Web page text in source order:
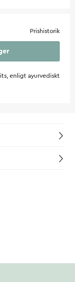
Prishistorik
enligt ayurvediskt